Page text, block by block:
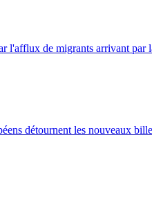
l'afflux de migrants arrivant par
détournent les nouveaux